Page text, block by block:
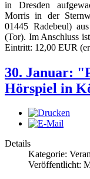
in Dresden
Morris in der
01445 Radebeul)
(Tor). Im Anschluss
Eintritt: 12,00 EUR
30. Januar:
Hörspiel in
Details
Kategorie:
Veröffentlicht: